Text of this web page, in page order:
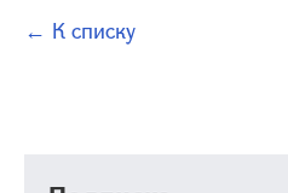
← К списку